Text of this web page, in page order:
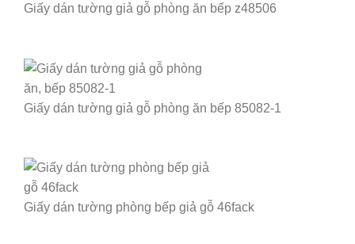
Giấy dán tường giả gỗ phòng ăn bếp z48506
Giấy dán tường giả gỗ phòng ăn bếp 85082-1
Giấy dán tường phòng bếp giả gỗ 46fack